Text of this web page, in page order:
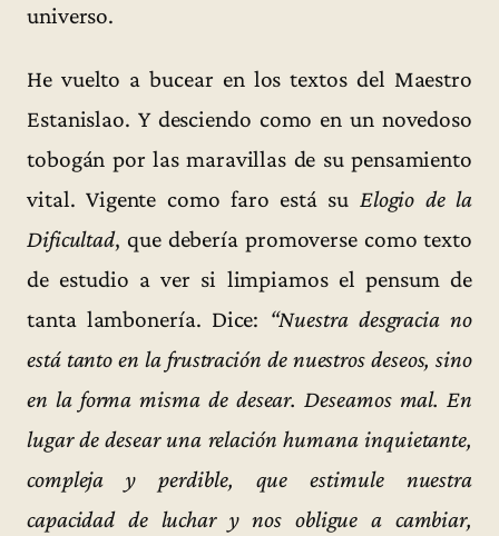
universo.
He vuelto a bucear en los textos del Maestro
Estanislao. Y desciendo como en un novedoso
tobogán por las maravillas de su pensamiento
vital. Vigente como faro está su Elogio de la
Dificultad, que debería promoverse como texto
de estudio a ver si limpiamos el pensum de
tanta lambonería. Dice: “Nuestra desgracia no
está tanto en la frustración de nuestros deseos, sino
en la forma misma de desear. Deseamos mal. En
lugar de desear una relación humana inquietante,
compleja y perdible, que estimule nuestra
capacidad de luchar y nos obligue a cambiar,